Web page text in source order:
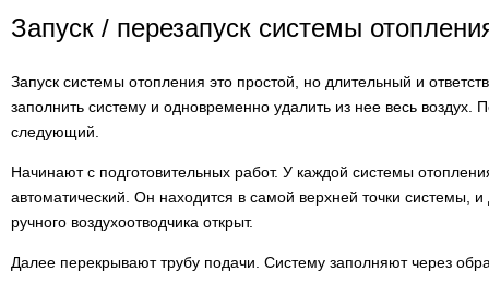
Запуск / перезапуск системы
Запуск системы отопления это простой, но длительный и
заполнить систему и одновременно удалить из нее весь воздух.
следующий.
Начинают с подготовительных работ. У каждой системы
автоматический. Он находится в самой верхней точки системы,
ручного воздухоотводчика открыт.
Далее перекрывают трубу подачи. Систему заполняют через